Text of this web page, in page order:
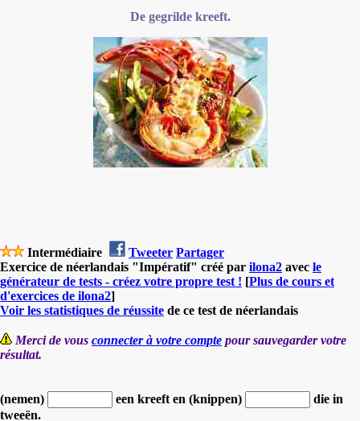
De gegrilde kreeft.
Intermédiaire Tweeter Partager
Exercice de néerlandais "Impératif" créé par ilona2 avec le
générateur de tests - créez votre propre test ! [Plus de cours et
d'exercices de ilona2]
Voir les statistiques de réussite de ce test de néerlandais
Merci de vous connecter à votre compte pour sauvegarder votre
résultat.
(nemen) een kreeft en (knippen)
die in
tweeën.